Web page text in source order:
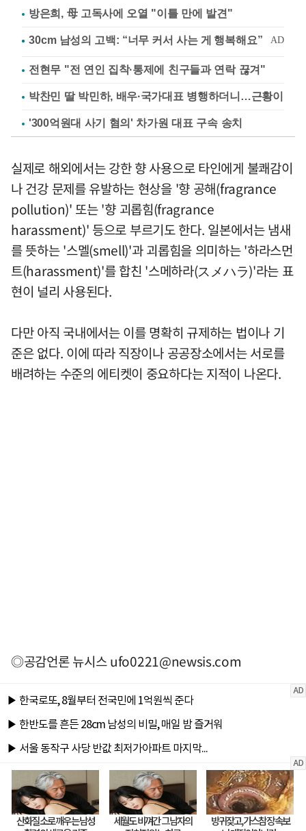
방은희, 母 고독사에 오열 "이틀 만에 발견"
전현무 "전 연인 집착·통제에 친구들과 연락 끊겨"
박찬민 딸 박민하, 배우·국가대표 병행하더니…근황이
'300억원대 사기 혐의' 차가원 대표 구속 송치
실제로 해외에서는 강한 향 사용으로 타인에게 불쾌감이
나 건강 문제를 유발하는 현상을 '향 공해(fragrance
pollution)' 또는 '향 괴롭힘(fragrance
harassment)' 등으로 부르기도 한다. 일본에서는 냄새
를 뜻하는 '스멜(smell)'과 괴롭힘을 의미하는 '하라스먼
트(harassment)'를 합친 '스메하라(スメハラ)'라는 표
현이 널리 사용된다.
다만 아직 국내에서는 이를 명확히 규제하는 법이나 기
준은 없다. 이에 따라 직장이나 공공장소에서는 서로를
배려하는 수준의 에티켓이 중요하다는 지적이 나온다.
◎공감언론 뉴시스ufo0221@newsis.com